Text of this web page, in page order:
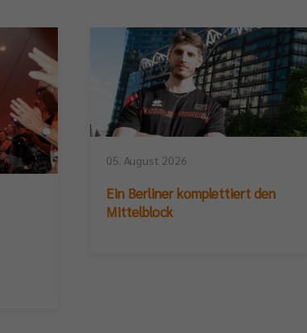
05. August 2026
Ein Berliner komplettiert den
Mittelblock